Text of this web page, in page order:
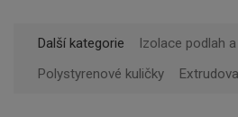
Další kategorie
Izolace podlah
Polystyrenové kuličky